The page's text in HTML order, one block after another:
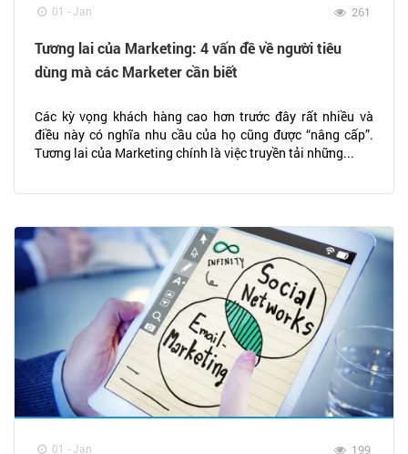
01 - Jan 261
Tương lai của Marketing: 4 vấn đề về người tiêu
dùng mà các Marketer cần biết
Các kỳ vọng khách hàng cao hơn trước đây rất nhiều và
điều này có nghĩa nhu cầu của họ cũng được “nâng cấp”.
Tương lai của Marketing chính là việc truyền tải những...
01 - Jan 199